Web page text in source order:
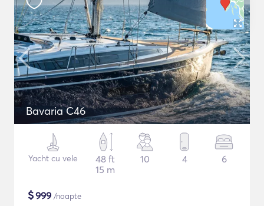
Bavaria C46
Yacht cu vele
48 ft
15 m
10 4 6
$999 /noapte